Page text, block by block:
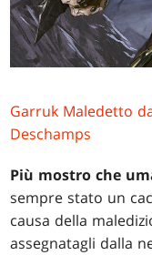
Garruk Maledetto
Deschamps
Più mostro che
sempre stato un
causa della
assegnatagli dalla